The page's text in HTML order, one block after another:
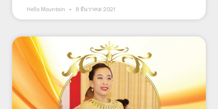
Hello Mountain 8 ธันวาคม 2021